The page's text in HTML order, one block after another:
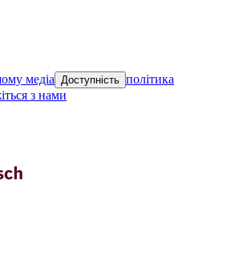
медіа Доступність політика
з нами